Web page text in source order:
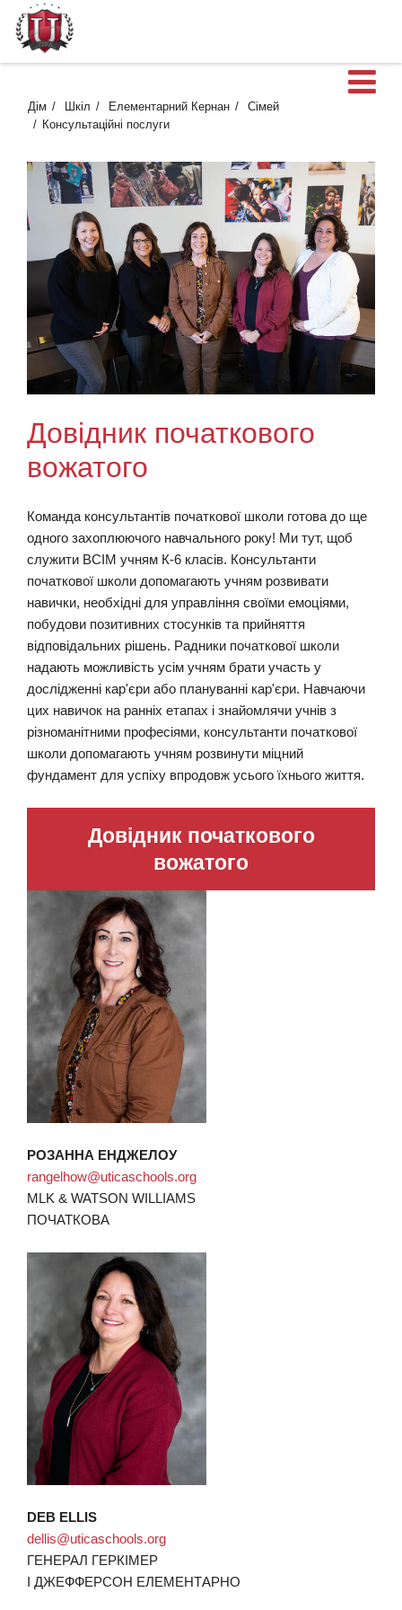
Дім Шкіл Елементарний Кернан
Сімей
Консультаційні послуги
Довідник початкового
вожатого
Команда консультантів початкової школи готова до ще
одного захоплюючого навчального року! Ми тут, щоб
служити ВСІМ учням К-6 класів. Консультанти
початкової школи допомагають учням розвивати
навички, необхідні для управління своїми емоціями,
побудови позитивних стосунків та прийняття
відповідальних рішень. Радники початкової школи
надають можливість усім учням брати участь у
дослідженні кар'єри або плануванні кар'єри. Навчаючи
цих навичок на ранніх етапах і знайомлячи учнів з
різноманітними професіями, консультанти початкової
школи допомагають учням розвинути міцний
фундамент для успіху впродовж усього їхнього життя.
Довідник початкового
вожатого
РОЗАННА ЕНДЖЕЛОУ
rangelhow@uticaschools.org
MLK & WATSON WILLIAMS
ПОЧАТКОВА
DEB ELLIS
dellis@uticaschools.org
ГЕНЕРАЛ ГЕРКІМЕР
І ДЖЕФФЕРСОН ЕЛЕМЕНТАРНО